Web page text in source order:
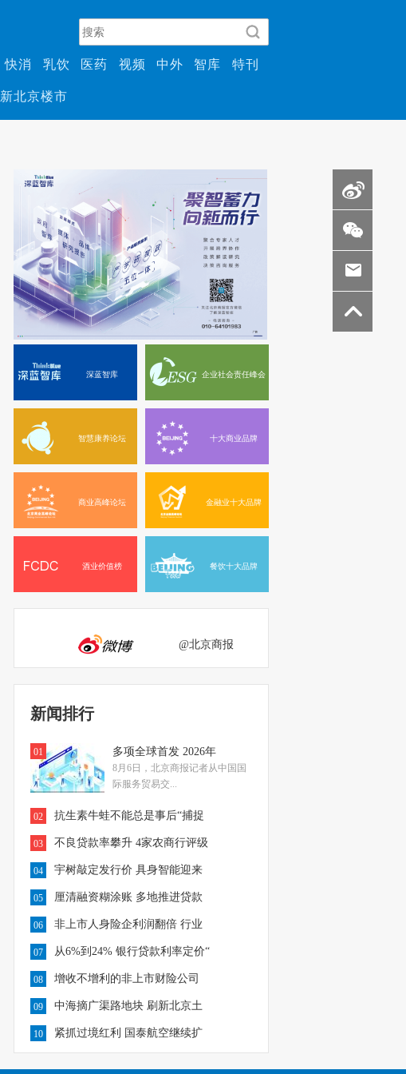
快消 乳饮 医药 视频 中外 智库 特刊
新北京楼市
深蓝智库 企业社会责任峰会
智慧康养论坛 十大商业品牌
商业高峰论坛 金融业十大品牌
酒业价值榜 餐饮十大品牌
@北京商报
新闻排行
01 多项全球首发 2026年
8月6日，北京商报记者从中国国
际服务贸易交...
02 抗生素牛蛙不能总是事后“捕捉
03 不良贷款率攀升 4家农商行评级
04 宇树敲定发行价 具身智能迎来
05 厘清融资糊涂账 多地推进贷款
06 非上市人身险企利润翻倍 行业
07 从6%到24% 银行贷款利率定价“
08 增收不增利的非上市财险公司
09 中海摘广渠路地块 刷新北京土
10 紧抓过境红利 国泰航空继续扩